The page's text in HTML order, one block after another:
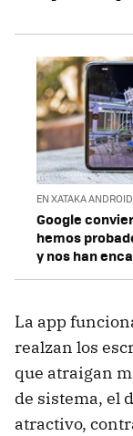
EN XATAKA ANDROID
Google
hemos
y nos han
La app
realzan los
que atraigan
de sistema, el
atractivo,